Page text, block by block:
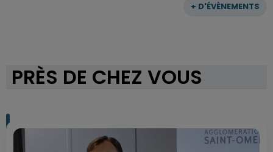
+ D'ÉVÈNEMENTS
PRÈS DE CHEZ VOUS